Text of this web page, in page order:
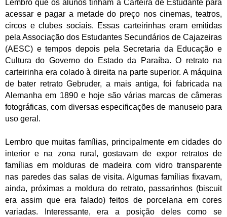
Lembro que os alunos tinham a Carteira de Estudante para
acessar e pagar a metade do preço nos cinemas, teatros,
circos e clubes sociais. Essas carteirinhas eram emitidas
pela Associação dos Estudantes Secundários de Cajazeiras
(AESC) e tempos depois pela Secretaria da Educação e
Cultura do Governo do Estado da Paraíba. O retrato na
carteirinha era colado à direita na parte superior. A máquina
de bater retrato Gebruder, a mais antiga, foi fabricada na
Alemanha em 1890 e hoje são várias marcas de câmeras
fotográficas, com diversas especificações de manuseio para
uso geral.
Lembro que muitas famílias, principalmente em cidades do
interior e na zona rural, gostavam de expor retratos de
famílias em molduras de madeira com vidro transparente
nas paredes das salas de visita. Algumas famílias fixavam,
ainda, próximas a moldura do retrato, passarinhos (biscuit
era assim que era falado) feitos de porcelana em cores
variadas. Interessante, era a posição deles como se